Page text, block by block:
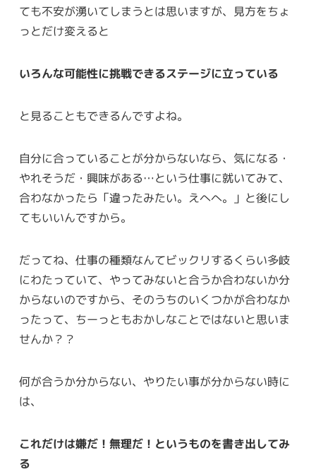
ても不安が湧いてしまうとは思いますが、見方をちょ
っとだけ変えると
いろんな可能性に挑戦できるステージに立っている
と見ることもできるんですよね。
自分に合っていることが分からないなら、気になる・
やれそうだ・興味がある…という仕事に就いてみて、
合わなかったら「違ったみたい。えへへ。」と後にし
てもいいんですから。
だってね、仕事の種類なんてビックリするくらい多岐
にわたっていて、やってみないと合うか合わないか分
からないのですから、そのうちのいくつかが合わなか
ったって、ちーっともおかしなことではないと思いま
せんか？？
何が合うか分からない、やりたい事が分からない時に
は、
これだけは嫌だ！無理だ！というものを書き出してみ
る